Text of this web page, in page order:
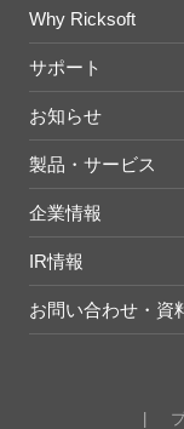
Why Ricksoft
サポート
お知らせ
製品・サービス
企業情報
IR情報
お問い合わせ・資